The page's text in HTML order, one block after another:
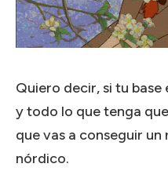
Quiero decir, si tu base
y todo lo que tenga
que vas a conseguir
nórdico.